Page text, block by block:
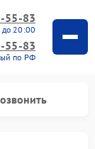
55-83
до 20:00
55-83
по РФ